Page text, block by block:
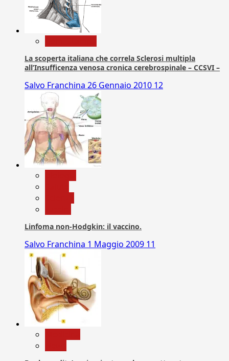
La scoperta italiana che correla Sclerosi multipla
all’Insufficenza venosa cronica cerebrospinale – CCSVI –
Salvo Franchina 26 Gennaio 2010 12
Linfoma non-Hodgkin: il vaccino.
Salvo Franchina 1 Maggio 2009 11